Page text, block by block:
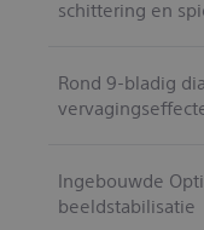
schittering en
Rond 9-bladig
Ingebouwde
beeldstabilisatie